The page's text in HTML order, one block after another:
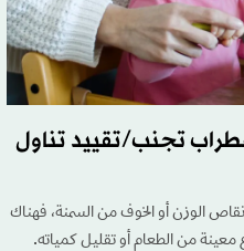
تجنب/تقييد تناول
الوزن أو الخوف من السمنة، فهناك
معينة من الطعام أو تقليل كمياته.